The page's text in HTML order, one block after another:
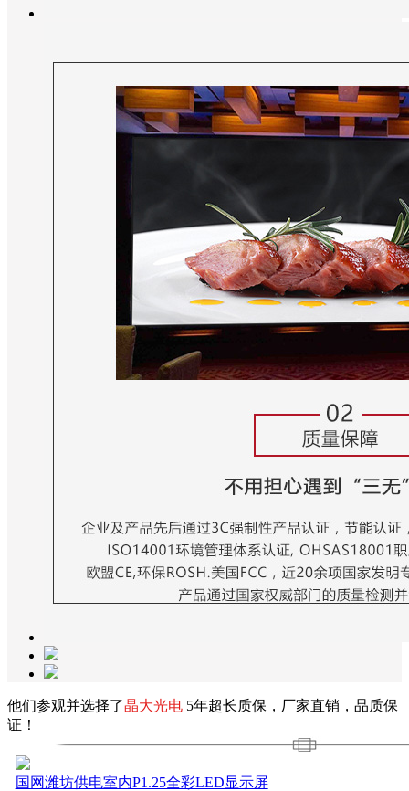
他们参观并选择了晶大光电 5年超长质保，厂家直销，品质保
证！
国网潍坊供电室内P1.25全彩LED显示屏